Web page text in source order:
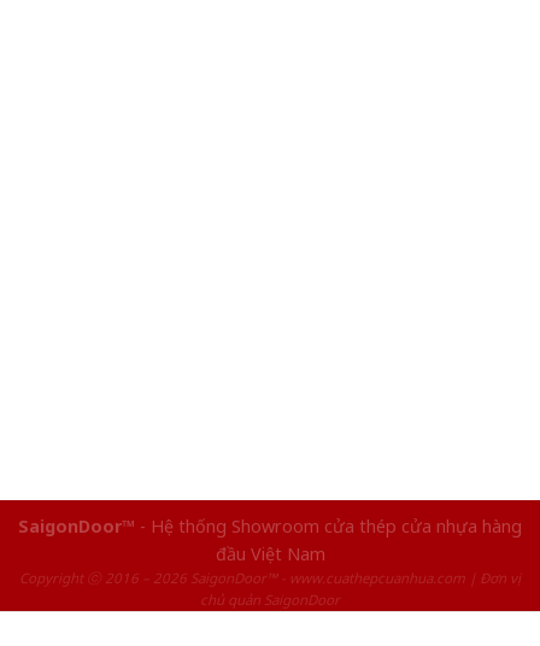
SaigonDoor™ - Hệ thống Showroom cửa thép cửa nhựa hàng
đầu Việt Nam
Copyright ⓒ 2016 – 2026 SaigonDoor™ - www.cuathepcuanhua.com | Đơn vị
chủ quản SaigonDoor